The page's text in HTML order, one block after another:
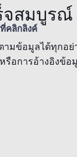
จสมบูรณ์
คลิกลิงค์
มข้อมูลได้ทุกอย่
รือการอ้างอิงข้อ